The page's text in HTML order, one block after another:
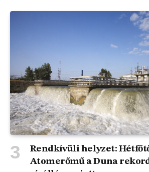
Rendkívüli helyzet:
Atomerőmű a Duna